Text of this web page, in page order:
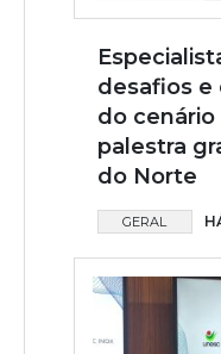
desafios
do
palestra
do Norte
GERAL